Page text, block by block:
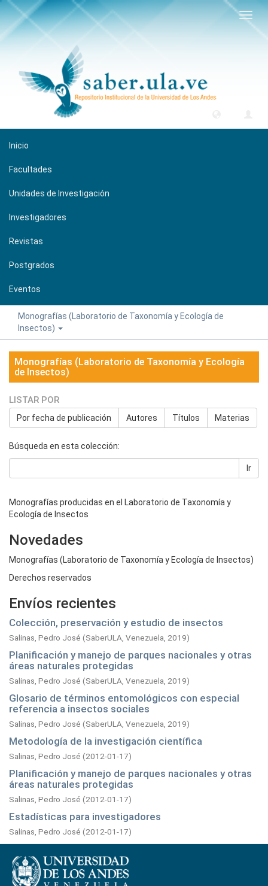
Inicio
Facultades
Unidades de Investigación
Investigadores
Revistas
Postgrados
Eventos
Monografías (Laboratorio de Taxonomía y Ecología de
Insectos)
Monografías (Laboratorio de Taxonomía y Ecología
de Insectos)
LISTAR POR
Por fecha de publicación Autores Títulos Materias
Búsqueda en esta colección:
Ir
Monografías producidas en el Laboratorio de Taxonomía y
Ecología de Insectos
Novedades
Monografías (Laboratorio de Taxonomía y Ecología de Insectos)
Derechos reservados
Envíos recientes
Colección, preservación y estudio de insectos
Salinas, Pedro José (SaberULA, Venezuela, 2019)
Planificación y manejo de parques nacionales y otras
áreas naturales protegidas
Salinas, Pedro José (SaberULA, Venezuela, 2019)
Glosario de términos entomológicos con especial
referencia a insectos sociales
Salinas, Pedro José (SaberULA, Venezuela, 2019)
Metodología de la investigación científica
Salinas, Pedro José (2012-01-17)
Planificación y manejo de parques nacionales y otras
áreas naturales protegidas
Salinas, Pedro José (2012-01-17)
Estadísticas para investigadores
Salinas, Pedro José (2012-01-17)